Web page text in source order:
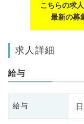
こちらの求
最新の募
求人詳細
給与
給与